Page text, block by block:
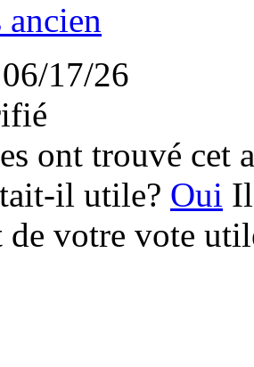
06/17/26
ont trouvé cet
il utile? Oui
de votre vote